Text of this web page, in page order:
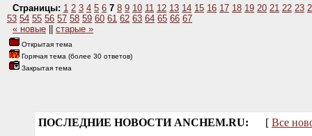
Страницы: 1 2 3 4 5 6 7 8 9 10 11 12 13 14 15 16 17 18 19 20 21 22 23
53 54 55 56 57 58 59 60 61 62 63 64 65 66 67
« новые
старые »
Открытая тема
Горячая тема (более 30 ответов)
Закрытая тема
ПОСЛЕДНИЕ НОВОСТИ ANCHEM.RU: [ Все